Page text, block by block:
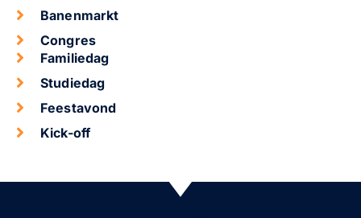
Banenmarkt
Congres
Familiedag
Studiedag
Feestavond
Kick-off